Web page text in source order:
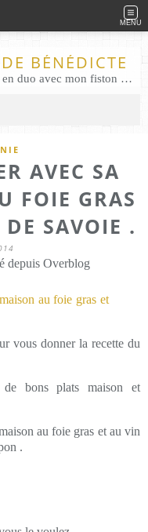
MENU
BÉNÉDICTE
Des gourmandises sans gluten en solo en duo avec mon fiston . Salé comme Sucré sans gluten éco responsable Les Gourmandises de Bénédicte gâteau produits locaux
AVEC SA
FOIE GRAS
SAVOIE .
depuis Overblog
vous donner la recette du
bons plats maison et
au foie gras et au vin
.